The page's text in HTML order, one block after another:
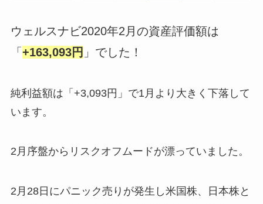
ウェルスナビ2020年2月の資産評価額は
「 +163,093円 」でした！
純利益額は「+3,093円」で1月より大きく下落して
います。
2月序盤からリスクオフムードが漂っていました。
2月28日にパニック売りが発生し米国株、日本株と